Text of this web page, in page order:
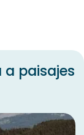
paisajes